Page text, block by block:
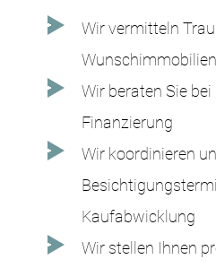
Wir vermitteln
Wunschimmobilien
Wir beraten Sie
Finanzierung
Wir koordinieren
Kaufabwicklung
Wir stellen Ihnen